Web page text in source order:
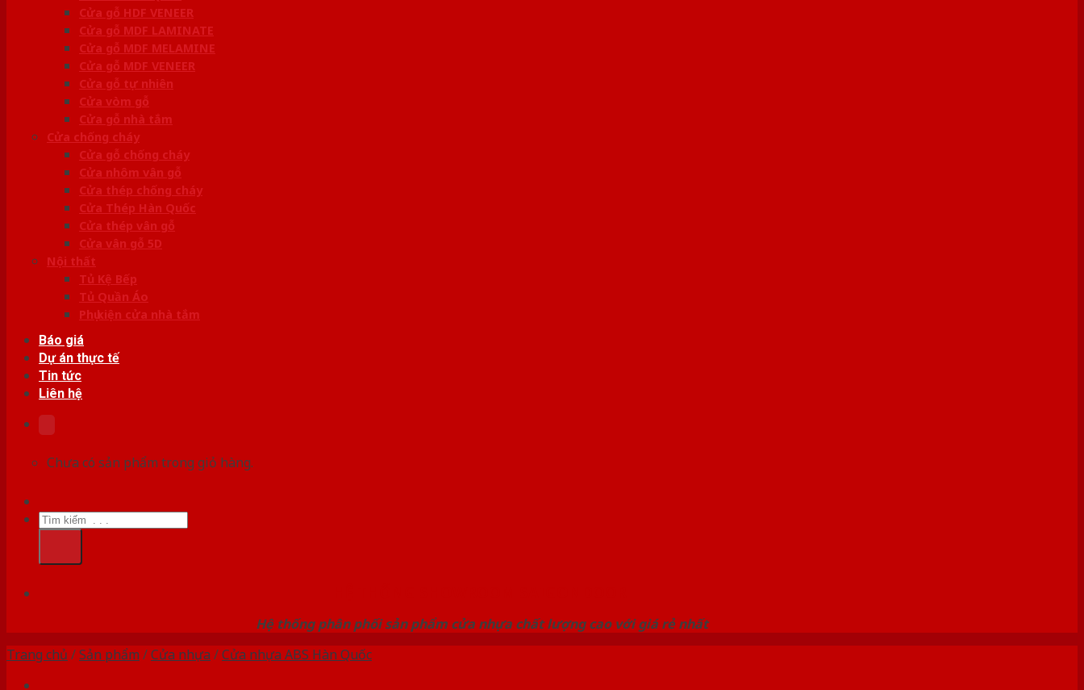
Cửa gỗ HDF VENEER
Cửa gỗ MDF LAMINATE
Cửa gỗ MDF MELAMINE
Cửa gỗ MDF VENEER
Cửa gỗ tự nhiên
Cửa vòm gỗ
Cửa gỗ nhà tắm
Cửa chống cháy
Cửa gỗ chống cháy
Cửa nhôm vân gỗ
Cửa thép chống cháy
Cửa Thép Hàn Quốc
Cửa thép vân gỗ
Cửa vân gỗ 5D
Nội thất
Tủ Kệ Bếp
Tủ Quần Áo
Phụ kiện cửa nhà tắm
Báo giá
Dự án thực tế
Tin tức
Liên hệ
Chưa có sản phẩm trong giỏ hàng.
Tìm
kiếm:
Hệ thống phân phối sản phẩm cửa nhựa chất lượng cao với giá rẻ nhất
Trang chủ /Sản phẩm /Cửa nhựa /Cửa nhựa ABS Hàn Quốc